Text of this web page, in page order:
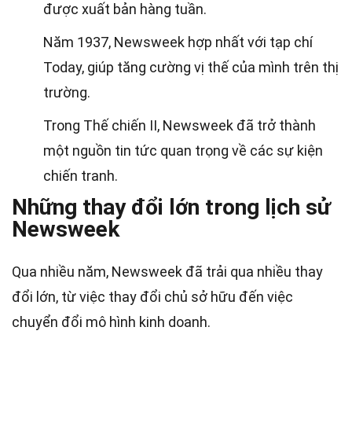
được xuất bản hàng tuần.
Năm 1937, Newsweek hợp nhất với tạp chí
Today, giúp tăng cường vị thế của mình trên thị
trường.
Trong Thế chiến II, Newsweek đã trở thành
một nguồn tin tức quan trọng về các sự kiện
chiến tranh.
Những thay đổi lớn trong lịch sử
Newsweek
Qua nhiều năm, Newsweek đã trải qua nhiều thay
đổi lớn, từ việc thay đổi chủ sở hữu đến việc
chuyển đổi mô hình kinh doanh.